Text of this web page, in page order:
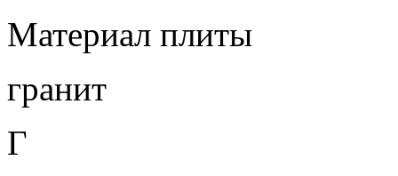
Материал плиты
гранит
Г